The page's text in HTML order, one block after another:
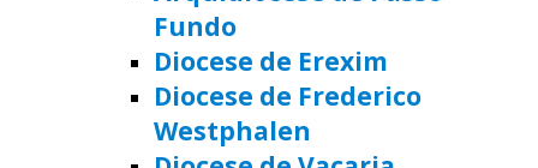
Fundo
Diocese de Erexim
Diocese de Frederico
Westphalen